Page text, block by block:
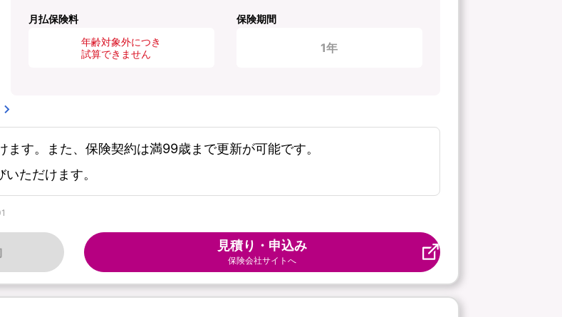
月払保険料
年齢対象外につき
試算できません
保険期間
1年
す。また、保険契約は満99歳まで更新が可能です。
ただけます。
見積り・申込み
保険会社サイトへ